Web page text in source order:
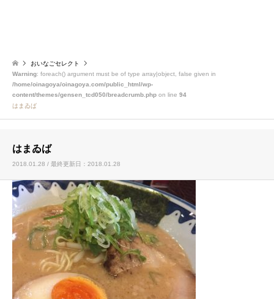
おいなごセレクト
Warning: foreach() argument must be of type array|object, false given in
/home/oinagoya/oinagoya.com/public_html/wp-
content/themes/gensen_tcd050/breadcrumb.php on line 94
はまゐば
はまゐば
2018.01.28 / 最終更新日：2018.01.28